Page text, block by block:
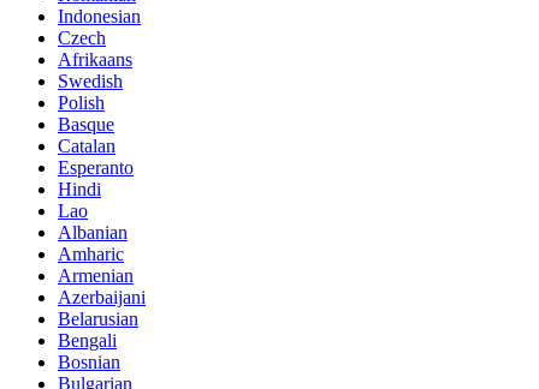
Indonesian
Czech
Afrikaans
Swedish
Polish
Basque
Catalan
Esperanto
Hindi
Lao
Albanian
Amharic
Armenian
Azerbaijani
Belarusian
Bengali
Bosnian
Bulgarian